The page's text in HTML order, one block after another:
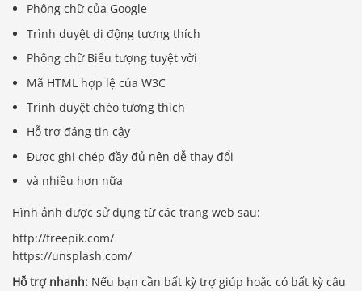
Phông chữ của Google
Trình duyệt di động tương thích
Phông chữ Biểu tượng tuyệt vời
Mã HTML hợp lệ của W3C
Trình duyệt chéo tương thích
Hỗ trợ đáng tin cậy
Được ghi chép đầy đủ nên dễ thay đổi
và nhiều hơn nữa
Hình ảnh được sử dụng từ các trang web sau:
http://freepik.com/
https://unsplash.com/
Hỗ trợ nhanh: Nếu bạn cần bất kỳ trợ giúp hoặc có bất kỳ câu